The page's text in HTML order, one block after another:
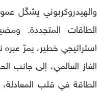
والهيدروكربوني يشكّل
الطاقات المتجددة.
الغاز العالمي، إلى
الطاقة في قلب المعادلة،